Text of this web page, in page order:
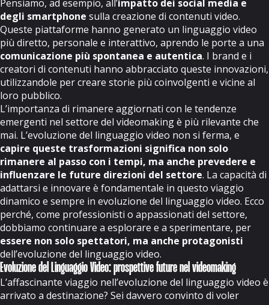
Pensiamo, ad esempio, all’impatto dei social media e
degli smartphone sulla creazione di contenuti video.
Queste piattaforme hanno generato un linguaggio video
più diretto, personale e interattivo, aprendo le porte a una
comunicazione più spontanea e autentica. I brand e i
creatori di contenuti hanno abbracciato queste innovazioni,
utilizzandole per creare storie più coinvolgenti e vicine al
loro pubblico.
L’importanza di rimanere aggiornati con le tendenze
emergenti nel settore del videomaking è più rilevante che
mai. L’evoluzione del linguaggio video non si ferma, e
capire queste trasformazioni significa non solo
rimanere al passo con i tempi, ma anche prevedere e
influenzare le future direzioni del settore. La capacità di
adattarsi e innovare è fondamentale in questo viaggio
dinamico e sempre in evoluzione del linguaggio video. Ecco
perché, come professionisti o appassionati del settore,
dobbiamo continuare a esplorare e a sperimentare, per
essere non solo spettatori, ma anche protagonisti
dell’evoluzione del linguaggio video.
Evoluzione del Linguaggio Video: prospettive future nel videomaking
L’affascinante viaggio nell’evoluzione del linguaggio video è
arrivato a destinazione? Sei davvero convinto di voler